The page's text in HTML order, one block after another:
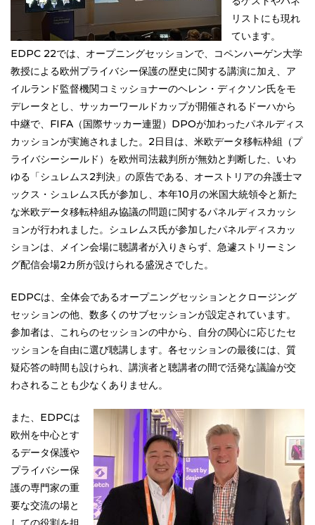
リストにも現れ
ています。
EDPC 22では、オープニングセッションで、コペンハーゲン大学
教授による欧州プライバシー保護の歴史に関する講演に加え、ア
イルランド監督機関コミッショナーのヘレン・ディクソン氏をモ
デレータとし、サッカーワールドカップが開催されるドーハから
中継で、FIFA（国際サッカー連盟）DPOが加わったパネルディス
カッションが実施されました。2日目は、米欧データ移転枠組（プ
ライバシーシールド）を欧州司法裁判所が無効と判断した、いわ
ゆる「シュレムス2判決」の原告である、オーストリアの弁護士マ
ックス・シュレムス氏が参加し、本年10月の米国大統領令と新た
な米欧データ移転枠組み協議の問題に関するパネルディスカッシ
ョンが行われました。シュレムス氏が参加したパネルディスカッ
ションは、メイン会場に聴講者が入りきらず、急遽ストリーミン
グ配信会場2カ所が設けられる盛況さでした。
EDPCは、全体会であるオープニングセッションとクロージング
セッションの他、数多くのサブセッションが設定されています。
参加者は、これらのセッションの中から、自分の関心に応じたセ
ッションを自由に選び聴講します。各セッションの最後には、質
疑応答の時間も設けられ、講演者と聴講者の間で活発な議論が交
わされることも少なくありません。
また、EDPCは
欧州を中心とす
るデータ保護や
プライバシー保
護の専門家の重
要な交流の場と